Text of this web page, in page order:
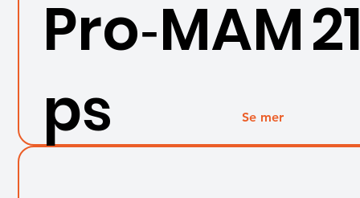
Pro‑MAM
ps
Se mer